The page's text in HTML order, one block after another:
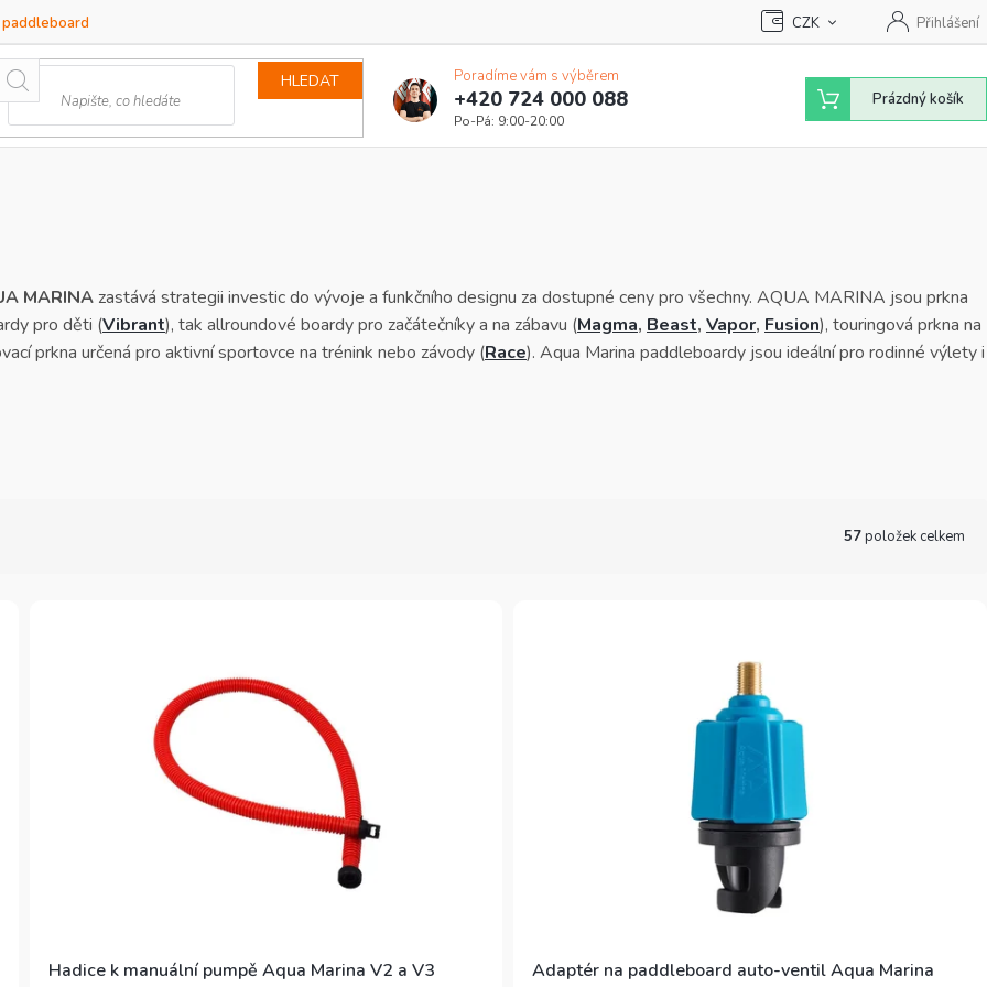
paddleboard CZK Přihlášení
HLEDAT Poradíme vám s výběrem
+420 724 000 088
Nákupní
košík
Prázdný košík
MARINA zastává strategii investic do vývoje a funkčního designu za dostupné ceny pro všechny. AQUA MARINA jsou prkna
pro děti (Vibrant), tak allroundové boardy pro začátečníky a na zábavu (Magma, Beast, Vapor, Fusion), touringová prkna na
prkna určená pro aktivní sportovce na trénink nebo závody (Race). Aqua Marina paddleboardy jsou ideální pro rodinné výlety i
57položek celkem
Hadice k manuální pumpě Aqua Marina V2 a V3 Adaptér na paddleboard auto-ventil Aqua Marina